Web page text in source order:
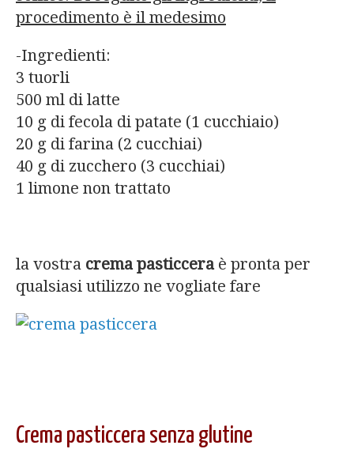
procedimento è il medesimo
-Ingredienti:
3 tuorli
500 ml di latte
10 g di fecola di patate (1 cucchiaio)
20 g di farina (2 cucchiai)
40 g di zucchero (3 cucchiai)
1 limone non trattato
la vostra crema pasticcera è pronta per
qualsiasi utilizzo ne vogliate fare
Crema pasticcera senza glutine